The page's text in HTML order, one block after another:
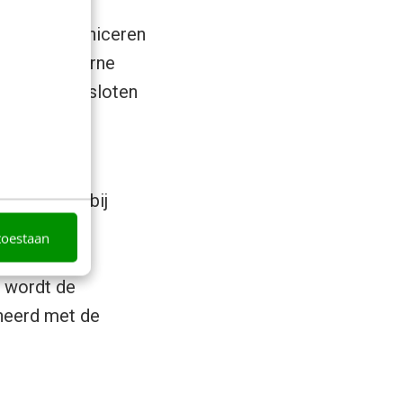
communiceren
de interne
ontsloten
aan
Hierbij
op
wordt de
met de